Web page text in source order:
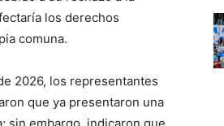
los derechos
comuna.
2026, los representantes
que ya presentaron una
sin embargo, indicaron que